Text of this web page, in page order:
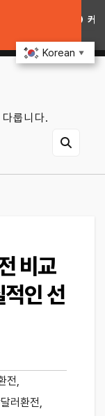
커넥티드카 해킹 막는 5
룹니다.
비교
적인 선
전,
러환전,
Korean ▼